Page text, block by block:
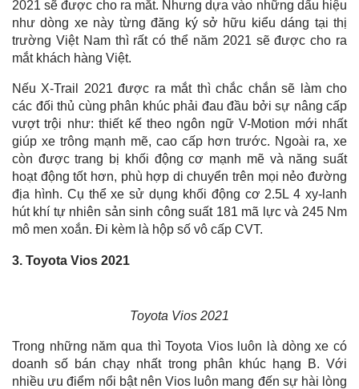
2021 sẽ được cho ra mắt. Nhưng dựa vào những dấu hiệu
như dòng xe này từng đăng ký sở hữu kiểu dáng tại thị
trường Việt Nam thì rất có thể năm 2021 sẽ được cho ra
mắt khách hàng Việt.
Nếu X-Trail 2021 được ra mắt thì chắc chắn sẽ làm cho
các đối thủ cùng phân khúc phải đau đầu bởi sự nâng cấp
vượt trội như: thiết kế theo ngôn ngữ V-Motion mới nhất
giúp xe trông mạnh mẽ, cao cấp hơn trước. Ngoài ra, xe
còn được trang bị khối động cơ mạnh mẽ và năng suất
hoạt động tốt hơn, phù hợp di chuyển trên mọi nẻo đường
địa hình. Cụ thể xe sử dụng khối động cơ 2.5L 4 xy-lanh
hút khí tự nhiên sản sinh công suất 181 mã lực và 245 Nm
mô men xoắn. Đi kèm là hộp số vô cấp CVT.
3. Toyota Vios 2021
Toyota Vios 2021
Trong những năm qua thì Toyota Vios luôn là dòng xe có
doanh số bán chạy nhất trong phân khúc hạng B. Với
nhiều ưu điểm nổi bật nên Vios luôn mang đến sự hài lòng